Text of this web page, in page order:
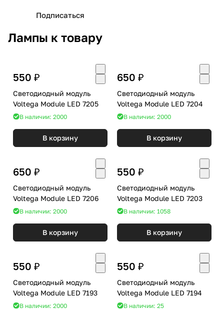
Подписаться
Лампы к товару
550 ₽
Светодиодный модуль
Voltega Module LED 7205
В наличии: 2000
В корзину
650 ₽
Светодиодный модуль
Voltega Module LED 7204
В наличии: 2000
В корзину
650 ₽
Светодиодный модуль
Voltega Module LED 7206
В наличии: 2000
В корзину
550 ₽
Светодиодный модуль
Voltega Module LED 7203
В наличии: 1058
В корзину
550 ₽
Светодиодный модуль
Voltega Module LED 7193
В наличии: 2000
550 ₽
Светодиодный модуль
Voltega Module LED 7194
В наличии: 25